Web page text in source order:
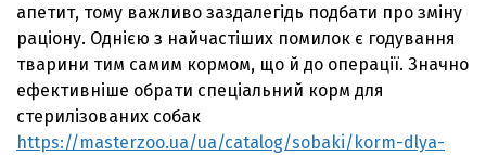
апетит, тому важливо заздалегідь подбати про зміну
раціону. Однією з найчастіших помилок є годування
тварини тим самим кормом, що й до операції. Значно
ефективніше обрати спеціальний корм для
стерилізованих собак
https://masterzoo.ua/ua/catalog/sobaki/korm-dlya-